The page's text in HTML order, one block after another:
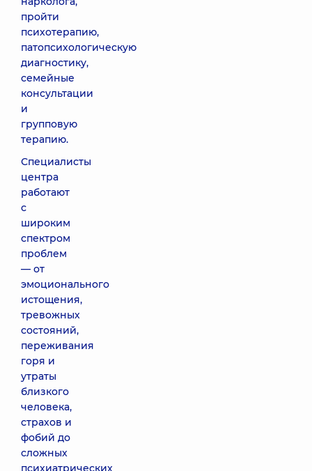
пройти
психотерапию,
патопсихологическую
диагностику,
семейные
консультации
и
групповую
терапию.
Специалисты
центра
работают
с
широким
спектром
проблем
— от
эмоционального
истощения,
тревожных
состояний,
переживания
горя и
утраты
близкого
человека,
страхов и
фобий до
сложных
психиатрических